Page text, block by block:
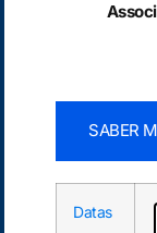
SABER
Datas